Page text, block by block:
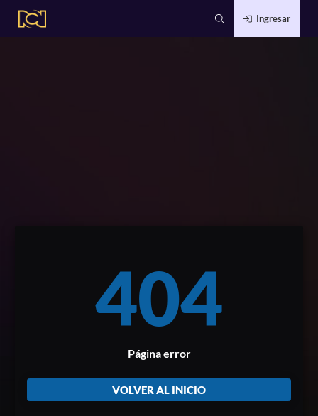
Ingresar
404
Página error
VOLVER AL INICIO